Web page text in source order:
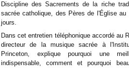
Discipline des Sacrements de la riche
sacrée catholique, des Pères de l'Église
jours.
Dans cet entretien téléphonique accordé au
directeur de la musique sacrée à
Princeton, explique pourquoi une
indispensable, comment et pourquoi